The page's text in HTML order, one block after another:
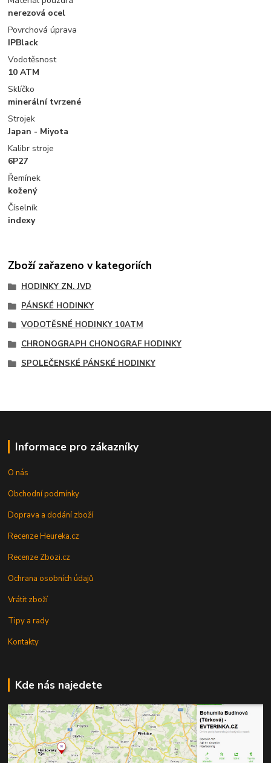
nerezová ocel
Povrchová úprava
IPBlack
Vodotěsnost
10 ATM
Sklíčko
minerální tvrzené
Strojek
Japan - Miyota
Kalibr stroje
6P27
Řemínek
kožený
Číselník
indexy
Zboží zařazeno v kategoriích
HODINKY ZN. JVD
PÁNSKÉ HODINKY
VODOTĚSNÉ HODINKY 10ATM
CHRONOGRAPH CHONOGRAF HODINKY
SPOLEČENSKÉ PÁNSKÉ HODINKY
Informace pro zákazníky
O nás
Obchodní podmínky
Doprava a dodání zboží
Recenze Heureka.cz
Recenze Zbozi.cz
Ochrana osobních údajů
Vrátit zboží
Tipy a rady
Kontakty
Kde nás najedete